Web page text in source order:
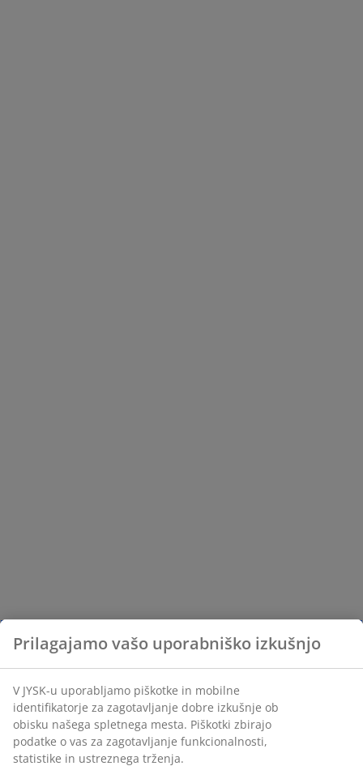
Prilagajamo vašo uporabniško izkušnjo
V JYSK-u uporabljamo piškotke in mobilne
identifikatorje za zagotavljanje dobre izkušnje ob
obisku našega spletnega mesta. Piškotki zbirajo
podatke o vas za zagotavljanje funkcionalnosti,
statistike in ustreznega trženja.